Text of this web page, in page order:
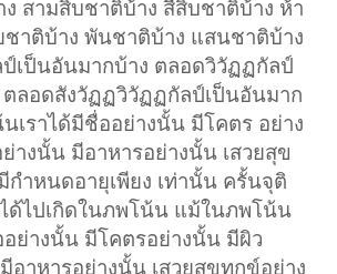
สามสิบชาติบ้าง สี่สิบชาติบ้าง ห้า
ชาติบ้าง พันชาติบ้าง แสนชาติบ้าง
เป็นอันมากบ้าง ตลอดวิวัฏฏกัลป์
ตลอดสังวัฏฏวิวัฏฏกัลป์เป็นอันมาก
เราได้มีชื่ออย่างนั้น มีโคตร อย่าง
างนั้น มีอาหารอย่างนั้น เสวยสุข
ำหนดอายุเพียง เท่านั้น ครั้นจุติ
ด้ไปเกิดในภพโน้น แม้ในภพโน้น
ย่างนั้น มีโคตรอย่างนั้น มีผิว
าหารอย่างนั้น เสวยสุขทุกข์อย่าง